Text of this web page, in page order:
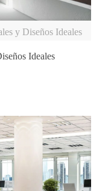
y Diseños Ideales
Ideales